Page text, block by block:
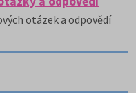
otázek a odpovědí